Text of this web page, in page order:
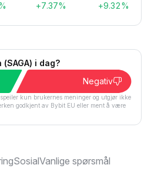
+7.37% +9.32%
i dag?
Negativ
kun brukernes meninger og utgjør ikke
godkjent av Bybit EU eller ment å være
SosialVanlige spørsmål